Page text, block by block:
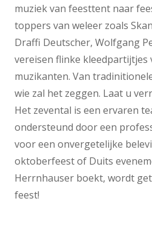
muziek van feesttent naar
toppers van weleer zoals
Draffi Deutscher, Wolfgang
vereisen flinke kleedpartijtjes
muzikanten. Van
wie zal het zeggen. Laat u
Het zevental is een ervaren
ondersteund door een
voor een onvergetelijke
oktoberfeest of Duits
Herrnhauser boekt, wordt
feest!